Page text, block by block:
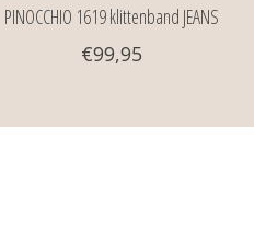
PINOCCHIO 1619 klittenband JEANS
€99,95